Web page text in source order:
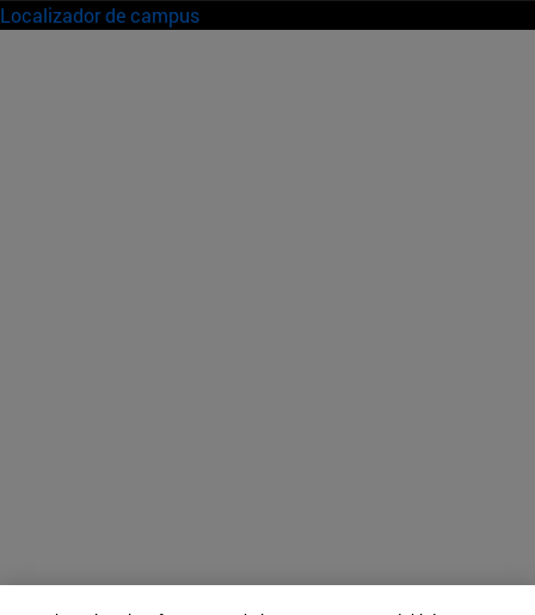
Localizador de campus